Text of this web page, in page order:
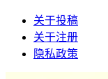
关于投稿
关于注册
隐私政策